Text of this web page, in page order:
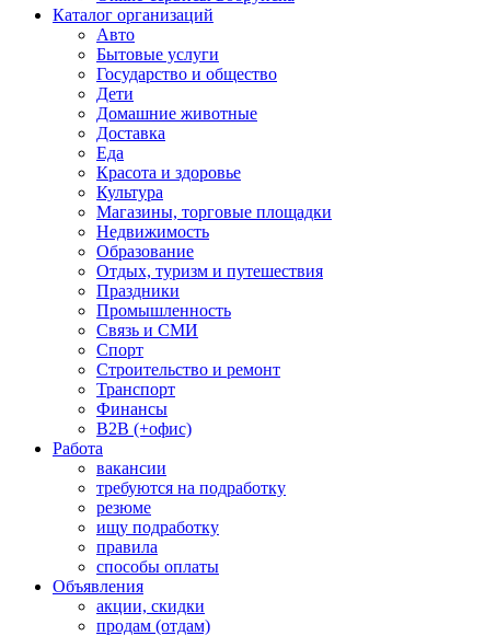
Каталог организаций
Авто
Бытовые услуги
Государство и общество
Дети
Домашние животные
Доставка
Еда
Красота и здоровье
Культура
Магазины, торговые площадки
Недвижимость
Образование
Отдых, туризм и путешествия
Праздники
Промышленность
Связь и СМИ
Спорт
Строительство и ремонт
Транспорт
Финансы
B2B (+офис)
Работа
вакансии
требуются на подработку
резюме
ищу подработку
правила
способы оплаты
Объявления
акции, скидки
продам (отдам)